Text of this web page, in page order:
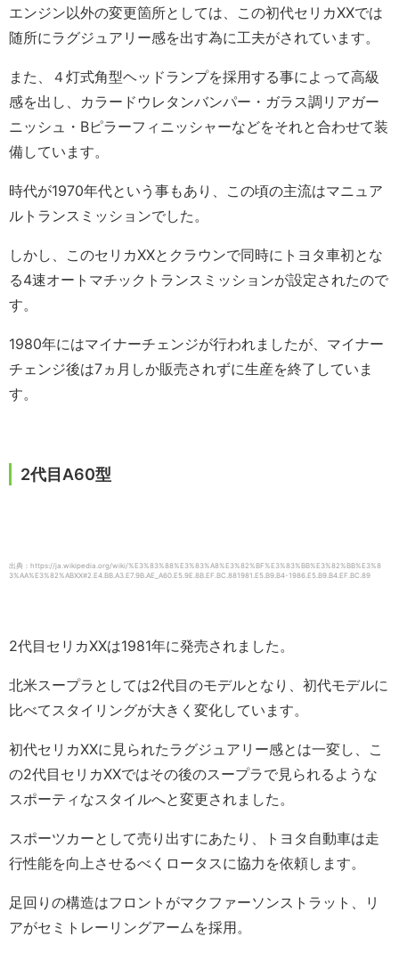
エンジン以外の変更箇所としては、この初代セリカXXでは
随所にラグジュアリー感を出す為に工夫がされています。
また、４灯式角型ヘッドランプを採用する事によって高級
感を出し、カラードウレタンバンパー・ガラス調リアガー
ニッシュ・Bピラーフィニッシャーなどをそれと合わせて装
備しています。
時代が1970年代という事もあり、この頃の主流はマニュア
ルトランスミッションでした。
しかし、このセリカXXとクラウンで同時にトヨタ車初とな
る4速オートマチックトランスミッションが設定されたので
す。
1980年にはマイナーチェンジが行われましたが、マイナー
チェンジ後は7ヵ月しか販売されずに生産を終了していま
す。
2代目A60型
出典：https://ja.wikipedia.org/wiki/%E3%83%88%E3%83%A8%E3%82%BF%E3%83%BB%E3%82%BB%E3%8
3%AA%E3%82%ABXX#2.E4.BB.A3.E7.9B.AE_A60.E5.9E.8B.EF.BC.881981.E5.B9.B4-1986.E5.B9.B4.EF.BC.89
2代目セリカXXは1981年に発売されました。
北米スープラとしては2代目のモデルとなり、初代モデルに
比べてスタイリングが大きく変化しています。
初代セリカXXに見られたラグジュアリー感とは一変し、こ
の2代目セリカXXではその後のスープラで見られるような
スポーティなスタイルへと変更されました。
スポーツカーとして売り出すにあたり、トヨタ自動車は走
行性能を向上させるべくロータスに協力を依頼します。
足回りの構造はフロントがマクファーソンストラット、リ
アがセミトレーリングアームを採用。